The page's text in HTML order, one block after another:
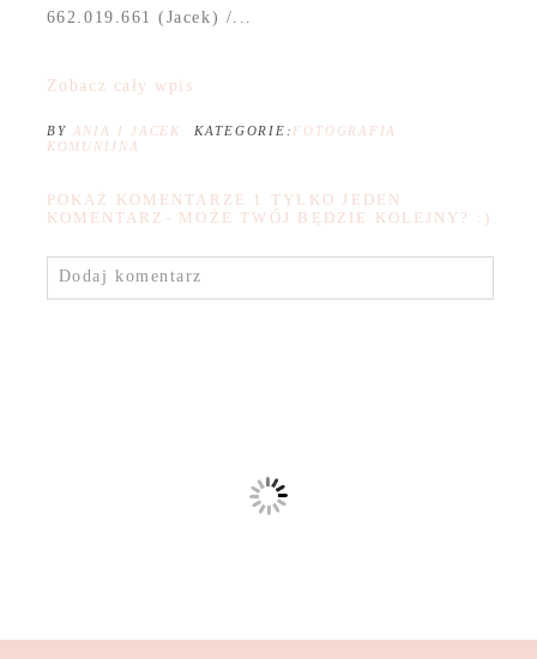
662.019.661 (Jacek) /...
Zobacz cały wpis
BY ANIA I JACEK KATEGORIE: FOTOGRAFIA
KOMUNIJNA
POKAŻ KOMENTARZE
1 TYLKO JEDEN
KOMENTARZ- MOŻE TWÓJ BĘDZIE KOLEJNY? :)
Dodaj komentarz